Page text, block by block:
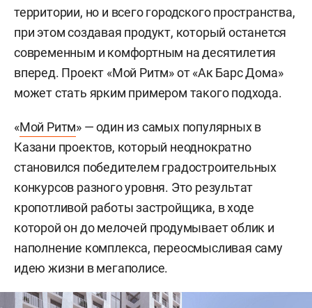
территории, но и всего городского пространства,
при этом создавая продукт, который останется
современным и комфортным на десятилетия
вперед. Проект «Мой Ритм» от «Ак Барс Дома»
может стать ярким примером такого подхода.
«Мой Ритм» — один из самых популярных в
Казани проектов, который неоднократно
становился победителем градостроительных
конкурсов разного уровня. Это результат
кропотливой работы застройщика, в ходе
которой он до мелочей продумывает облик и
наполнение комплекса, переосмысливая саму
идею жизни в мегаполисе.